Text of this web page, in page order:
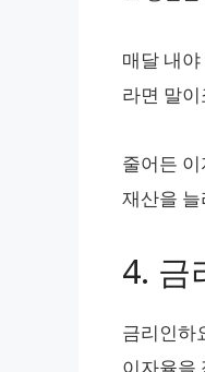
매달 내
라면 말이
줄어든
재산을
4. 금
금리인하